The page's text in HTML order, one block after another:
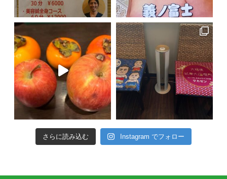
さらに読み込む Instagram でフォロー